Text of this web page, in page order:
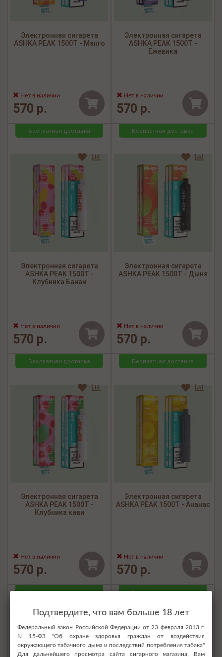
Электронная сигарета
ASHKA PEAK 1500Т - Манго
Нет в наличии
570 р.
Электронная сигарета
ASHKA PEAK 1500Т -
Ежевика
Нет в наличии
570 р.
Бесплатная доставка
Электронная сигарета
ASHKA PEAK 1500Т -
Клубника Банан
Нет в наличии
570 р.
Бесплатная доставка
Электронная сигарета
ASHKA PEAK 1500Т - Дыня
Нет в наличии
570 р.
Бесплатная доставка
Электронная сигарета
ASHKA PEAK 1500Т -
Клубника киви
Нет в наличии
570 р.
Бесплатная доставка
Электронная сигарета
ASHKA PEAK 1500Т - Ананас
Нет в наличии
570 р.
Бесплатная доставка Бесплатная доставка
Подтвердите, что вам больше 18 лет
Федеральный закон Российской Федерации от 23 февраля 2013 г.
N 15-ФЗ "Об охране здоровья граждан от воздействия
окружающего табачного дыма и последствий потребления табака"
Для дальнейшего просмотра сайта сигарного магазина, Вам